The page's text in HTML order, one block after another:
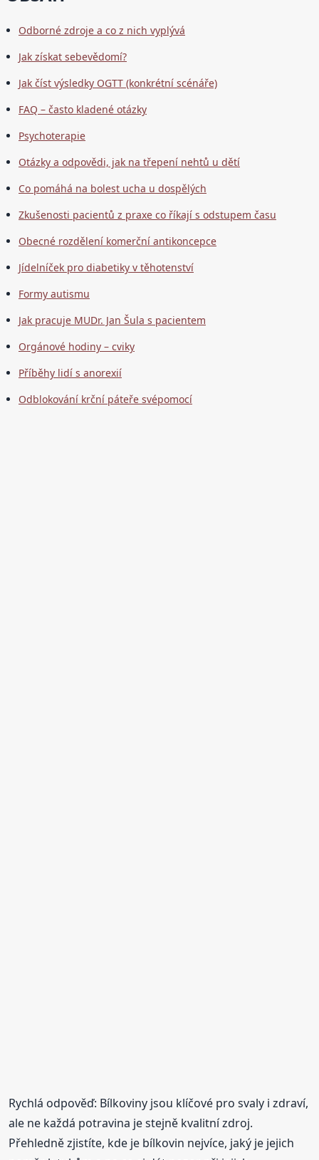
Odborné zdroje a co z nich vyplývá
Jak získat sebevědomí?
Jak číst výsledky OGTT (konkrétní scénáře)
FAQ – často kladené otázky
Psychoterapie
Otázky a odpovědi, jak na třepení nehtů u dětí
Co pomáhá na bolest ucha u dospělých
Zkušenosti pacientů z praxe co říkají s odstupem času
Obecné rozdělení komerční antikoncepce
Jídelníček pro diabetiky v těhotenství
Formy autismu
Jak pracuje MUDr. Jan Šula s pacientem
Orgánové hodiny – cviky
Příběhy lidí s anorexií
Odblokování krční páteře svépomocí
Rychlá odpověď: Bílkoviny jsou klíčové pro svaly i zdraví,
ale ne každá potravina je stejně kvalitní zdroj.
Přehledně zjistíte, kde je bílkovin nejvíce, jaký je jejich